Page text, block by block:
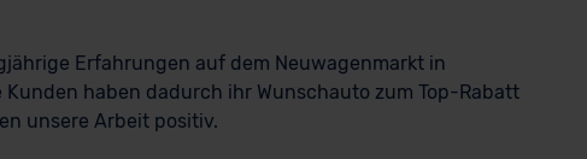
Erfahrungen auf dem Neuwagenmarkt in
Kunden haben dadurch ihr Wunschauto zum Top-Rabatt
unsere Arbeit positiv.